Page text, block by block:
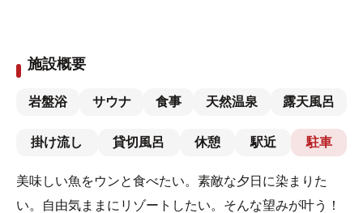
施設概要
岩盤浴 サウナ 食事 天然温泉 露天風呂
掛け流し 貸切風呂 休憩 駅近 駐車
美味しい魚をウンと食べたい。素敵な夕日に染まりた
い。自由気ままにリゾートしたい。そんな望みが叶う！